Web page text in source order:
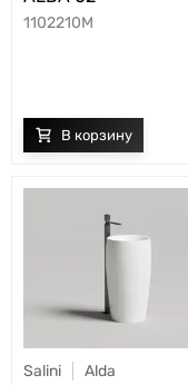
1102210M
Salini Alda